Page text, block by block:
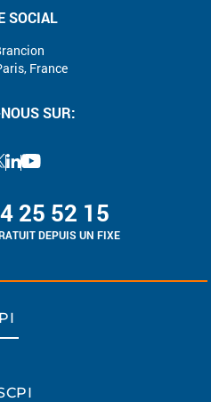
SOCIAL
France
SUR:
25 52 15
DEPUIS UN FIXE